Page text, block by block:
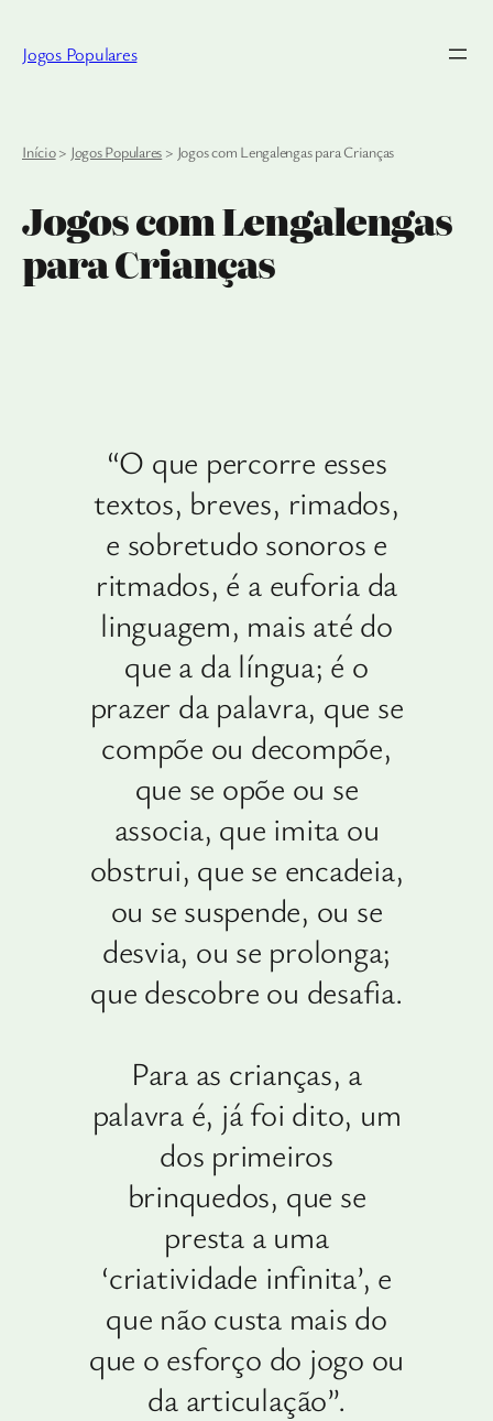
Jogos Populares
Início> Jogos Populares > Jogos com Lengalengas para Crianças
Jogos com Lengalengas
para Crianças
“O que percorre esses
textos, breves, rimados,
e sobretudo sonoros e
ritmados, é a euforia da
linguagem, mais até do
que a da língua; é o
prazer da palavra, que se
compõe ou decompõe,
que se opõe ou se
associa, que imita ou
obstrui, que se encadeia,
ou se suspende, ou se
desvia, ou se prolonga;
que descobre ou desafia.
Para as crianças, a
palavra é, já foi dito, um
dos primeiros
brinquedos, que se
presta a uma
‘criatividade infinita’, e
que não custa mais do
que o esforço do jogo ou
da articulação”.